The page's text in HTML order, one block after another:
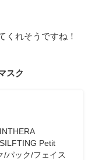
くれそうですね！
スク
Petit
/パック/フェイス